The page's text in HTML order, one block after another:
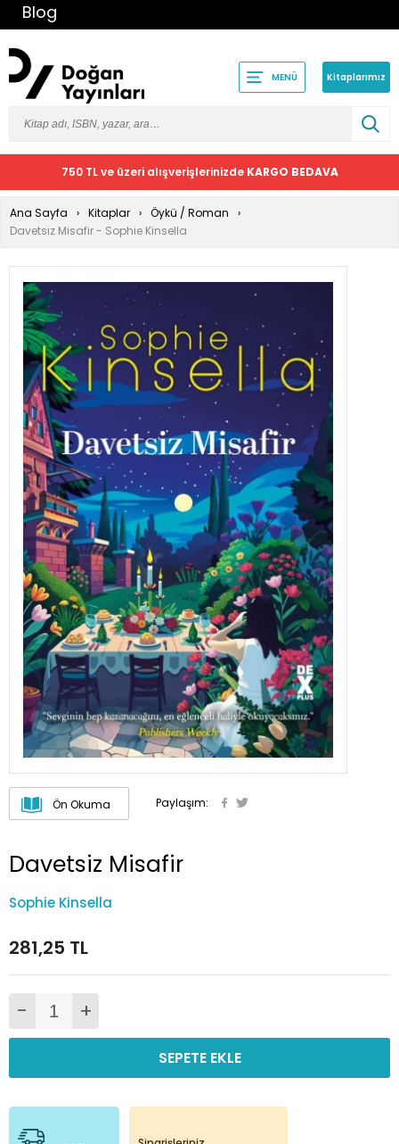
Blog
MENÜ Kitaplarımız
750 TL ve üzeri alışverişlerinizde KARGO BEDAVA
Ana Sayfa Kitaplar
Öykü / Roman
Davetsiz Misafir - Sophie Kinsella
Ön Okuma Paylaşım:
Davetsiz Misafir
Sophie Kinsella
281,25 TL
- +
SEPETE EKLE